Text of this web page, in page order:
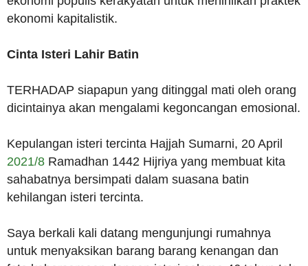
ekonomi kapitalistik.
Cinta Isteri Lahir Batin
TERHADAP siapapun yang ditinggal mati oleh orang
dicintainya akan mengalami kegoncangan emosional.
Kepulangan isteri tercinta Hajjah Sumarni, 20 April
2021/8 Ramadhan 1442 Hijriya yang membuat kita
sahabatnya bersimpati dalam suasana batin
kehilangan isteri tercinta.
Saya berkali kali datang mengunjungi rumahnya
untuk menyaksikan barang barang kenangan dan